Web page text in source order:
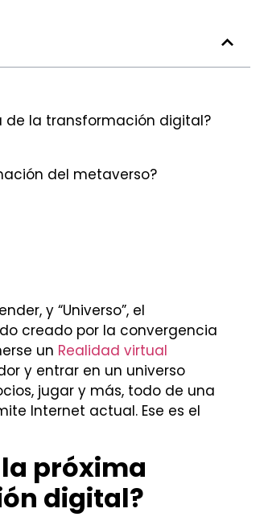
de la transformación digital?
del metaverso?
y “Universo”, el
creado por la convergencia
un Realidad virtual
y entrar en un universo
jugar y más, todo de una
Internet actual. Ese es el
próxima
digital?